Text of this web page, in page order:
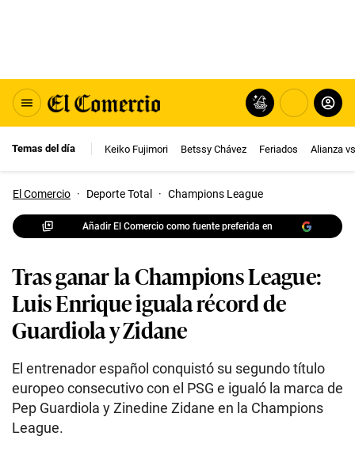
Temas del día Keiko Fujimori Betssy Chávez Feriados Alianza
El Comercio · Deporte Total · Champions League
Añadir El Comercio como fuente preferida en
Tras ganar la Champions League:
Luis Enrique iguala récord de
Guardiola y Zidane
El entrenador español conquistó su segundo título
europeo consecutivo con el PSG e igualó la marca de
Pep Guardiola y Zinedine Zidane en la Champions
League.